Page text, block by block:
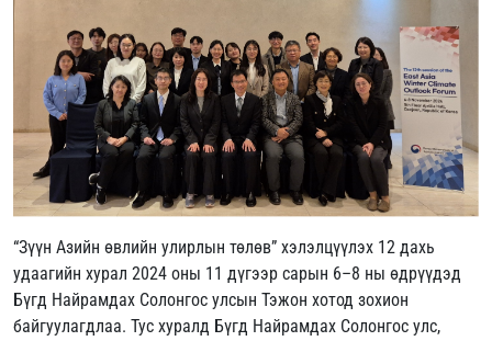
“Зүүн Азийн өвлийн улирлын төлөв” хэлэлцүүлэх 12 дахь
удаагийн хурал 2024 оны 11 дүгээр сарын 6–8 ны өдрүүдэд
Бүгд Найрамдах Солонгос улсын Тэжон хотод зохион
байгуулагдлаа. Тус хуралд Бүгд Найрамдах Солонгос улс,